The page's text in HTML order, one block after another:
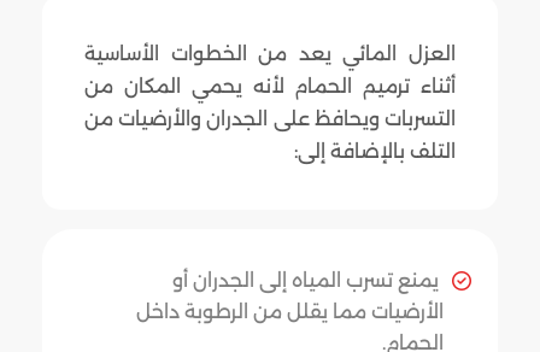
العزل المائي يعد من الخطوات الأساسية
أثناء ترميم الحمام لأنه يحمي المكان من
التسربات ويحافظ على الجدران والأرضيات من
التلف بالإضافة إلى:
يمنع تسرب المياه إلى الجدران أو
الأرضيات مما يقلل من الرطوبة داخل
الحمام.